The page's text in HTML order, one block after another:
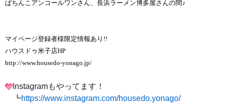
ぱちんこアンコールワンさん、長浜ラーメン博多屋さんの間♪
マイページ登録者様限定情報あり!!
ハウスドゥ米子店HP
http://www.housedo-yonago.jp/
Instagramもやってます！
┗https://www.instagram.com/housedo.yonago/